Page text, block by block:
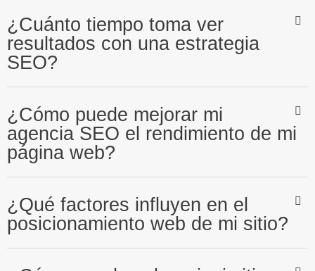
¿Cuánto tiempo toma ver
resultados con una estrategia
SEO?
¿Cómo puede mejorar mi
agencia SEO el rendimiento de mi
página web?
¿Qué factores influyen en el
posicionamiento web de mi sitio?